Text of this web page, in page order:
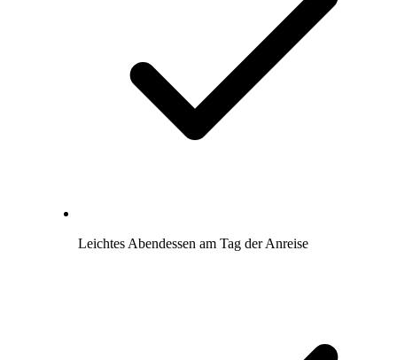
Leichtes Abendessen am Tag der Anreise